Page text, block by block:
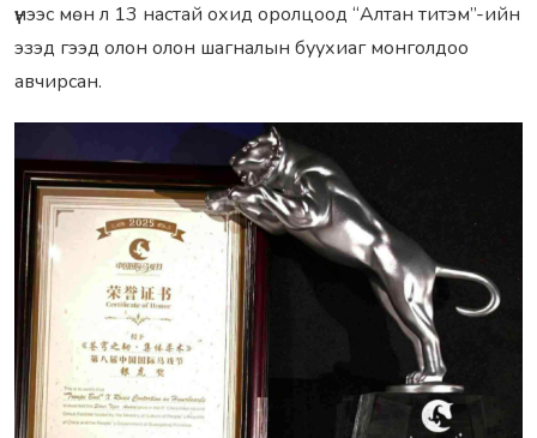
үүнээс мөн л 13 настай охид оролцоод “Алтан титэм”-ийн
эзэд гээд олон олон шагналын буухиаг монголдоо
авчирсан.